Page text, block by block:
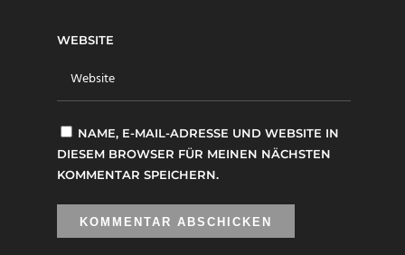
WEBSITE
NAME, E-MAIL-ADRESSE UND WEBSITE IN
DIESEM BROWSER FÜR MEINEN NÄCHSTEN
KOMMENTAR SPEICHERN.